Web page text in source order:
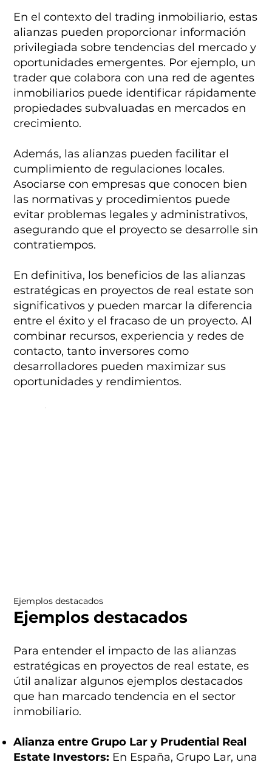
Ejemplos destacados
Ejemplos destacados
Para entender el impacto de las alianzas
estratégicas en proyectos de real estate, es
útil analizar algunos ejemplos destacados
que han marcado tendencia en el sector
inmobiliario.
Alianza entre Grupo Lar y Prudential Real
Estate Investors: En España, Grupo Lar, una
En el contexto del trading inmobiliario, estas
alianzas pueden proporcionar información
privilegiada sobre tendencias del mercado y
oportunidades emergentes. Por ejemplo, un
trader que colabora con una red de agentes
inmobiliarios puede identificar rápidamente
propiedades subvaluadas en mercados en
crecimiento.
Además, las alianzas pueden facilitar el
cumplimiento de regulaciones locales.
Asociarse con empresas que conocen bien
las normativas y procedimientos puede
evitar problemas legales y administrativos,
asegurando que el proyecto se desarrolle sin
contratiempos.
En definitiva, los beneficios de las alianzas
estratégicas en proyectos de real estate son
significativos y pueden marcar la diferencia
entre el éxito y el fracaso de un proyecto. Al
combinar recursos, experiencia y redes de
contacto, tanto inversores como
desarrolladores pueden maximizar sus
oportunidades y rendimientos.